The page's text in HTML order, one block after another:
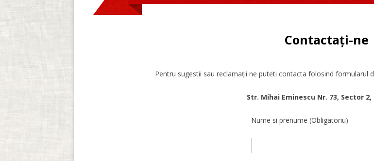
Contactați-ne
Pentru sugestii sau reclamații ne puteti contacta folosind formularul
Str. Mihai Eminescu Nr. 73, Sector
Nume si prenume (Obligatoriu)